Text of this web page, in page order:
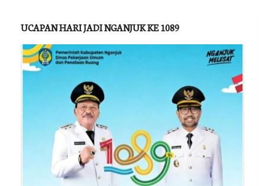
UCAPAN HARI JADI NGANJUK KE 1089